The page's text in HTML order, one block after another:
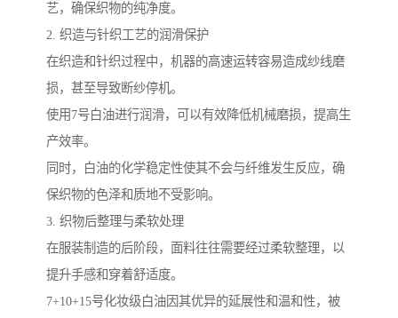
艺，确保织物的纯净度。
2. 织造与针织工艺的润滑保护
在织造和针织过程中，机器的高速运转容易造成纱线磨
损，甚至导致断纱停机。
使用7号白油进行润滑，可以有效降低机械磨损，提高生
产效率。
同时，白油的化学稳定性使其不会与纤维发生反应，确
保织物的色泽和质地不受影响。
3. 织物后整理与柔软处理
在服装制造的后阶段，面料往往需要经过柔软整理，以
提升手感和穿着舒适度。
7+10+15号化妆级白油因其优异的延展性和温和性，被